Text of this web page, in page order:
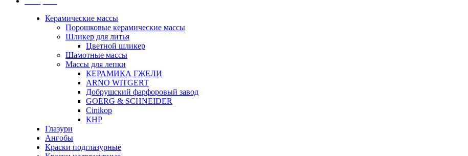
Керамические массы
Порошковые керамические массы
Шликер для литья
Цветной шликер
Шамотные массы
Массы для лепки
КЕРАМИКА ГЖЕЛИ
ARNO WITGERT
Добрушский фарфоровый завод
GOERG & SCHNEIDER
Cinikop
КНР
Глазури
Ангобы
Краски подглазурные